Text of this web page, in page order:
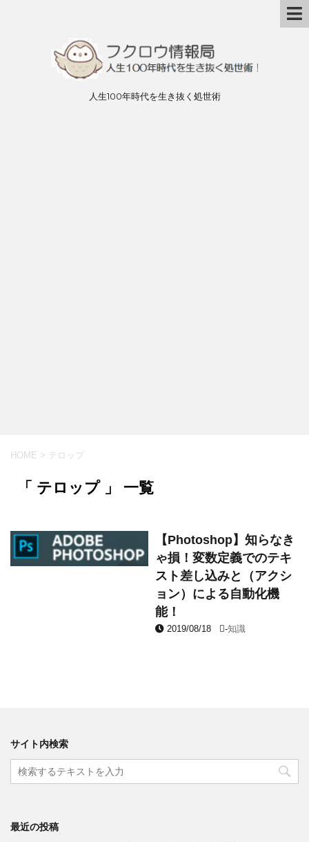
人生100年時代を生き抜く処世術
HOME > テロップ
「 テロップ 」 一覧
【Photoshop】知らなき
ゃ損！変数定義でのテキ
スト差し込みと（アクシ
ョン）による自動化機
能！
2019/08/18 -知識
サイト内検索
最近の投稿